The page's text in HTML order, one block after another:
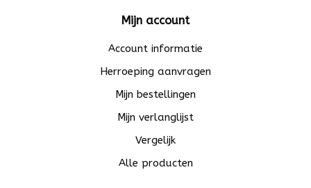
Mijn account
Account informatie
Herroeping aanvragen
Mijn bestellingen
Mijn verlanglijst
Vergelijk
Alle producten